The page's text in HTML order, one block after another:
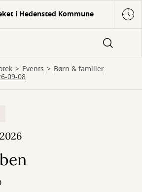
i Hedensted Kommune
Events Børn & familier
09-08